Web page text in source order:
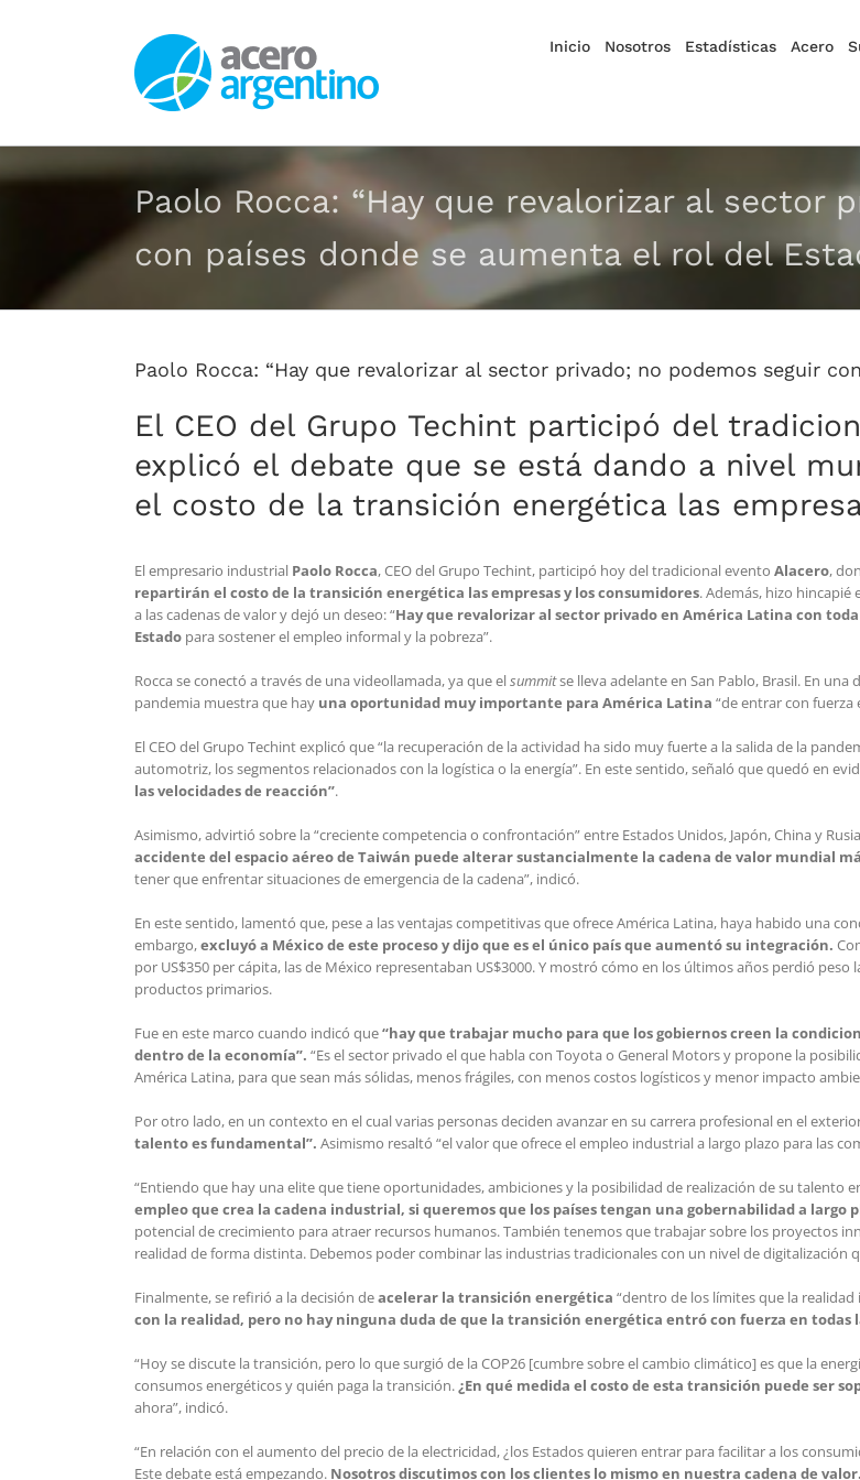
Inicio Nosotros Estadísticas Acero
Paolo Rocca: “Hay que revalorizar al sector
con países donde se aumenta el rol del
Paolo Rocca: “Hay que revalorizar al sector privado; no podemos seguir
El CEO del Grupo Techint participó del
explicó el debate que se está dando a nivel
el costo de la transición energética las
El empresario industrial Paolo Rocca, CEO del Grupo Techint, participó hoy del tradicional evento Alacero,
repartirán el costo de la transición energética las empresas y los consumidores. Además, hizo
a las cadenas de valor y dejó un deseo: “Hay que revalorizar al sector privado en América Latina con
Estado para sostener el empleo informal y la pobreza”.
Rocca se conectó a través de una videollamada, ya que elsummitse lleva adelante en San Pablo, Brasil. En
pandemia muestra que hay una oportunidad muy importante para América Latina “de entrar con fuerza
El CEO del Grupo Techint explicó que “la recuperación de la actividad ha sido muy fuerte a la salida de la
automotriz, los segmentos relacionados con la logística o la energía”. En este sentido, señaló que quedó en
las velocidades de reacción”.
Asimismo, advirtió sobre la “creciente competencia o confrontación” entre Estados Unidos, Japón, China y
accidente del espacio aéreo de Taiwán puede alterar sustancialmente la cadena de valor mundial
tener que enfrentar situaciones de emergencia de la cadena”, indicó.
En este sentido, lamentó que, pese a las ventajas competitivas que ofrece América Latina, haya habido una
embargo,excluyó a México de este proceso y dijo que es el único país que aumentó su integración.
por US$350 per cápita, las de México representaban US$3000. Y mostró cómo en los últimos años perdió
productos primarios.
Fue en este marco cuando indicó que“hay que trabajar mucho para que los gobiernos creen la
dentro de la economía”. “Es el sector privado el que habla con Toyota o General Motors y propone la
América Latina, para que sean más sólidas, menos frágiles, con menos costos logísticos y menor impacto
Por otro lado, en un contexto en el cual varias personas deciden avanzar en su carrera profesional en el
talento es fundamental”. Asimismo resaltó “el valor que ofrece el empleo industrial a largo plazo para las
“Entiendo que hay una elite que tiene oportunidades, ambiciones y la posibilidad de realización de su talento
empleo que crea la cadena industrial, si queremos que los países tengan una gobernabilidad a largo
potencial de crecimiento para atraer recursos humanos. También tenemos que trabajar sobre los proyectos
realidad de forma distinta. Debemos poder combinar las industrias tradicionales con un nivel de digitalización
Finalmente, se refirió a la decisión deacelerar la transición energética “dentro de los límites que la realidad
con la realidad, pero no hay ninguna duda de que la transición energética entró con fuerza en todas
“Hoy se discute la transición, pero lo que surgió de la COP26 [cumbre sobre el cambio climático] es que la
consumos energéticos y quién paga la transición. ¿En qué medida el costo de esta transición puede ser
ahora”, indicó.
“En relación con el aumento del precio de la electricidad, ¿los Estados quieren entrar para facilitar a los
Este debate está empezando. Nosotros discutimos con los clientes lo mismo en nuestra cadena de